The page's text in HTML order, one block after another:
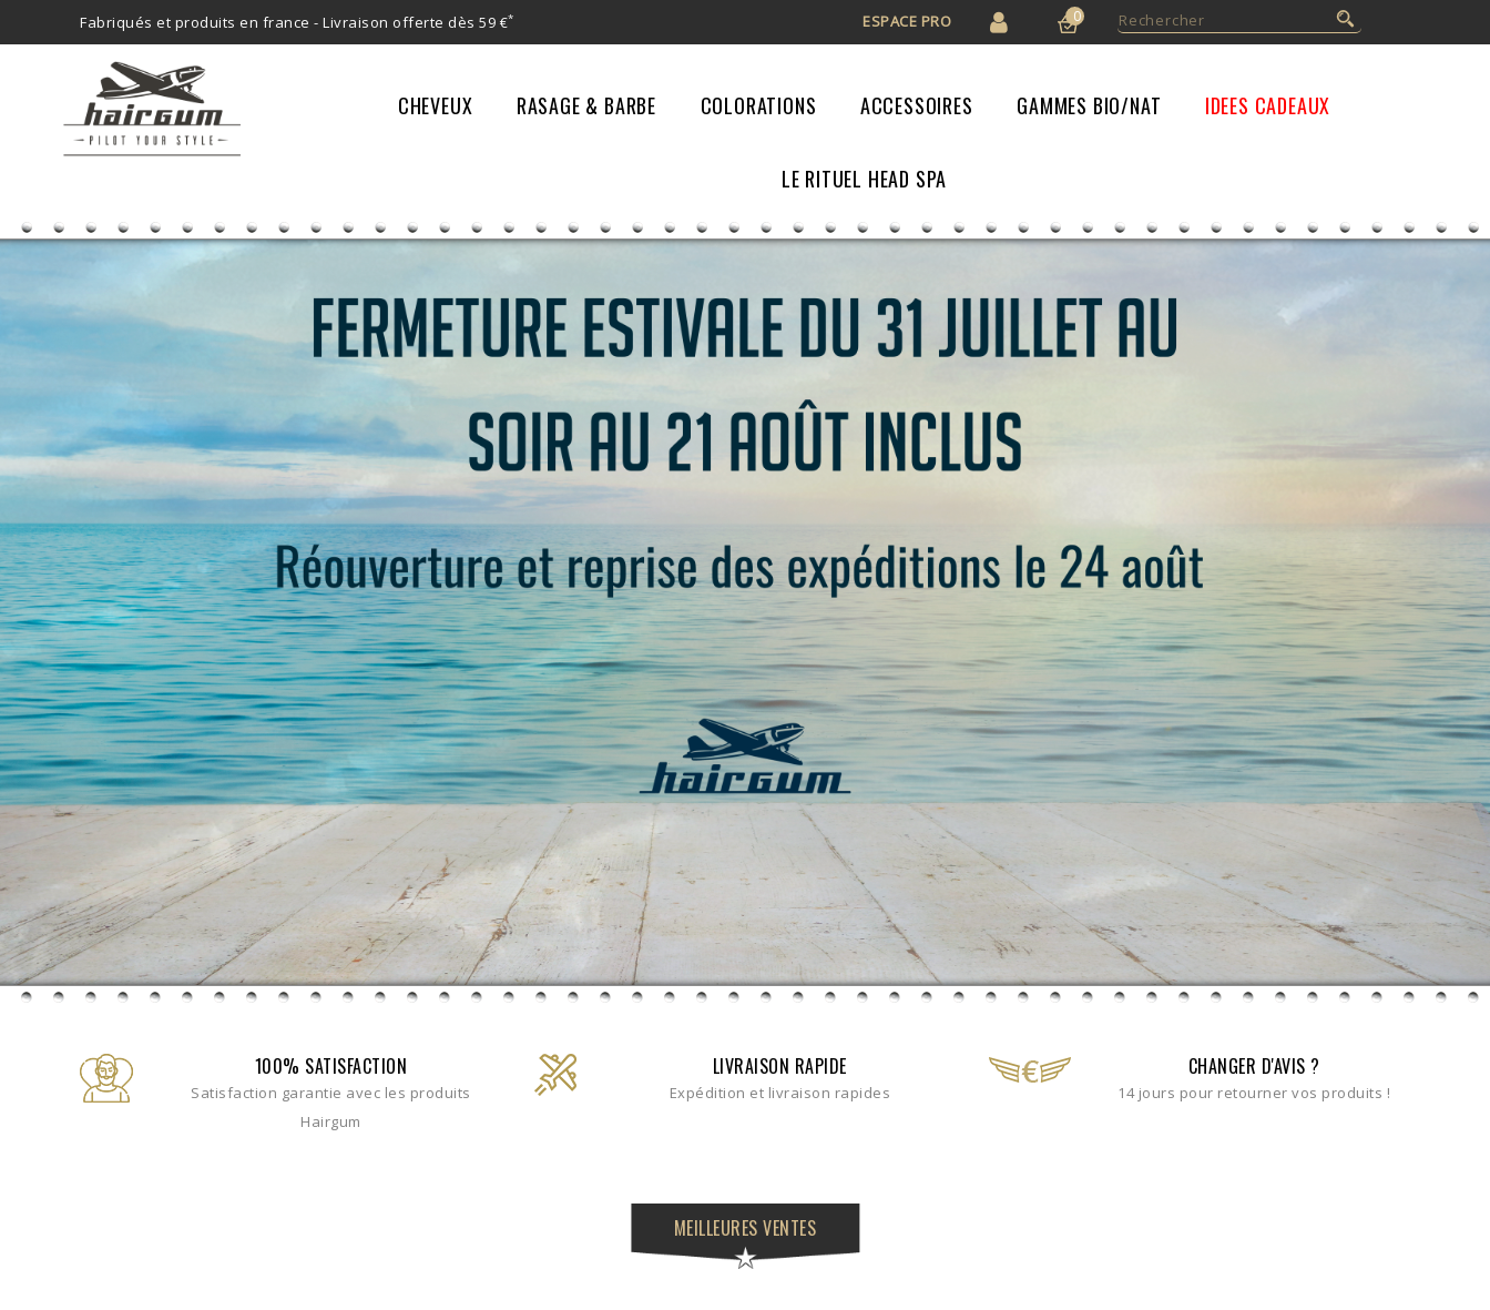
Fabriqués et produits en france - Livraison offerte dès 59 €* 0
ESPACE PRO
CHEVEUX RASAGE & BARBE COLORATIONS ACCESSOIRES GAMMES BIO/NAT IDEES CADEAUX
LE RITUEL HEAD SPA
100% SATISFACTION
Satisfaction garantie avec les produits
Hairgum
LIVRAISON RAPIDE
Expédition et livraison rapides
CHANGER D'AVIS ?
14 jours pour retourner vos produits !
MEILLEURES VENTES